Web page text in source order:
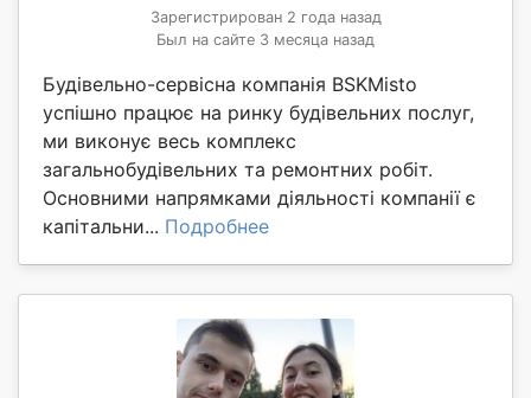
Зарегистрирован 2 года назад
Был на сайте 3 месяца назад
Будівельно-сервісна компанія BSKMisto
успішно працює на ринку будівельних послуг,
ми виконує весь комплекс
загальнобудівельних та ремонтних робіт.
Основними напрямками діяльності компанії є
капітальни... Подробнее